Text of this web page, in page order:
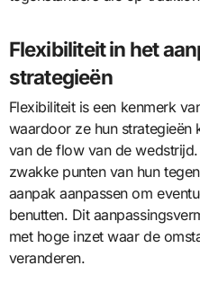
Flexibiliteit in het
strategieën
Flexibiliteit is een kenmerk
waardoor ze hun strategieën
van de flow van de
zwakke punten van hun
aanpak aanpassen om
benutten. Dit
met hoge inzet waar de
veranderen.